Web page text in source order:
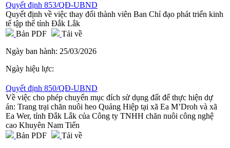
Quyết định 853/QĐ-UBND
Quyết định về việc thay đổi thành viên Ban Chỉ đạo phát triển kinh
tế tập thể tỉnh Đắk Lắk
Bản PDF
Tải về
Ngày ban hành: 25/03/2026
Ngày hiệu lực:
Quyết định 850/QĐ-UBND
Về việc cho phép chuyển mục đích sử dụng đất để thực hiện dự
án: Trang trại chăn nuôi heo Quảng Hiệp tại xã Ea M’Droh và xã
Ea Wer, tỉnh Đắk Lắk của Công ty TNHH chăn nuôi công nghệ
cao Khuyên Nam Tiến
Bản PDF
Tải về